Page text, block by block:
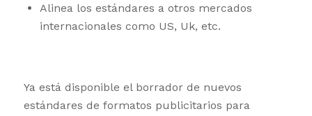
Alinea los estándares a otros mercados
internacionales como US, Uk, etc.
Ya está disponible el borrador de nuevos
estándares de formatos publicitarios para